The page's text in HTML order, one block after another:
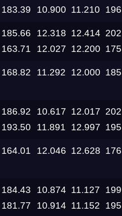
183.39 10.900 11.210
185.66 12.318 12.414
163.71 12.027 12.200
168.82 11.292 12.000
186.92 10.617 12.017
193.50 11.891 12.997
164.01 12.046 12.628
184.43 10.874 11.127
181.77 10.914 11.152